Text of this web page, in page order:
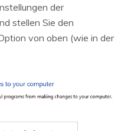
der
stellen Sie den
von oben (wie in der